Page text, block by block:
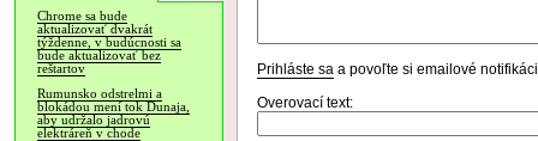
Chrome sa bude
aktualizovať dvakrát
týždenne, v budúcnosti sa
bude aktualizovať bez
reštartov
Rumunsko odstrelmi a
blokádou mení tok Dunaja,
aby udržalo jadrovú
elektráreň v chode
Prihláste sa a povoľte si emailové
Overovací text: